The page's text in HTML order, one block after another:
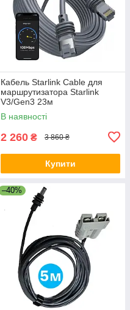
Кабель Starlink Cable для
маршрутизатора Starlink
V3/Gen3 23м
В наявності
2 260 ₴ 3 860 ₴
Купити
–40%